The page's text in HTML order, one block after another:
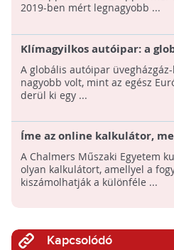
2019-ben mért legnagyobb ...
Klímagyilkos autóipar: a
kibocsátás közel tizedéért
A globális autóipar
nagyobb volt, mint az egész
derül ki egy ...
Íme az online kalkulátor,
különféle közlekedési
A Chalmers Műszaki Egyetem
olyan kalkulátort, amellyel a
kiszámolhatják a különféle ...
Kapcsolódó